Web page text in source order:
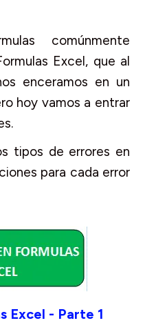
comúnmente
Excel, que al
enceramos en un
hoy vamos a entrar
tipos de errores en
para cada error
Excel - Parte 1